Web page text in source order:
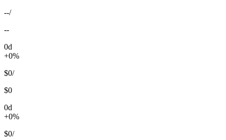
--/
--
0d
+0%
$0/
$0
0d
+0%
$0/